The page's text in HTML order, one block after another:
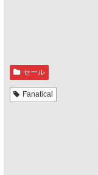
セール
Fanatical